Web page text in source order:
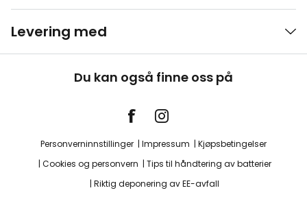
Levering med
Du kan også finne oss på
Personverninnstillinger Impressum
Kjøpsbetingelser
Cookies og personvern
Tips til håndtering av batterier
Riktig deponering av EE-avfall